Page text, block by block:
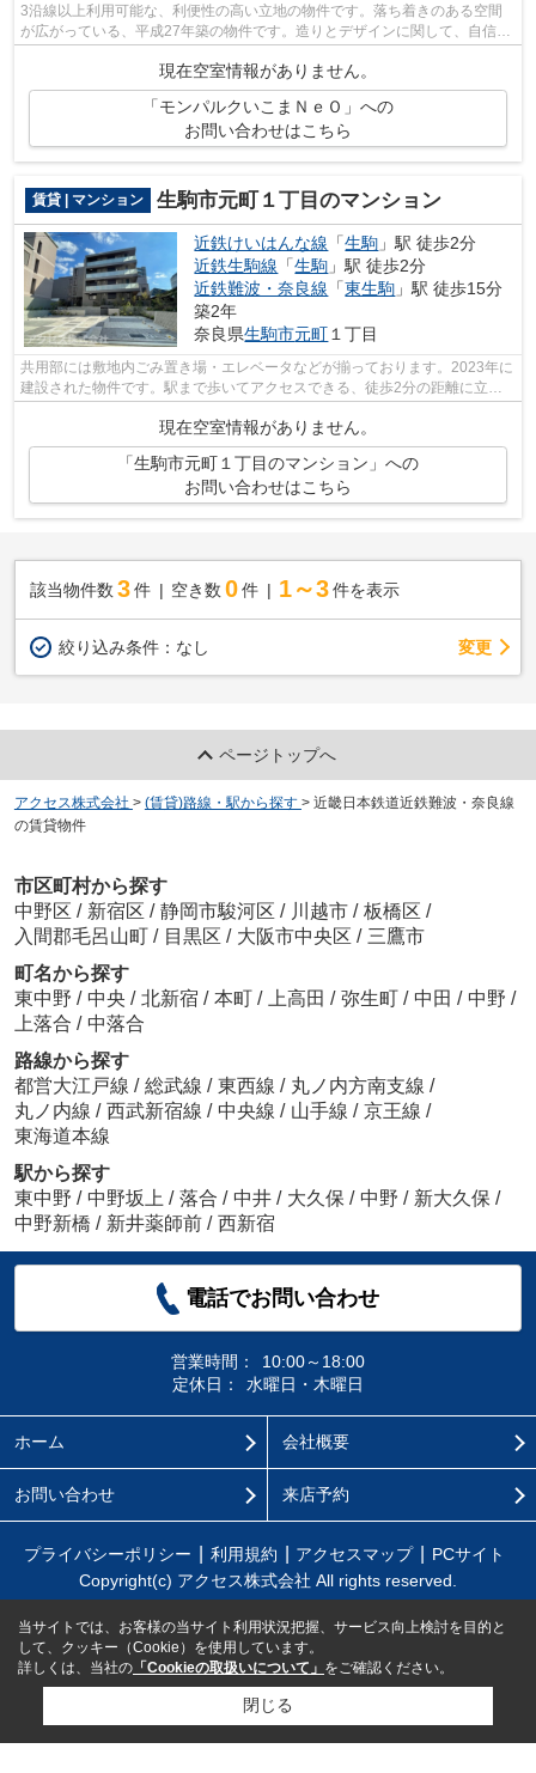
3沿線以上利用可能な、利便性の高い立地の物件です。落ち着きのある空間
が広がっている、平成27年築の物件です。造りとデザインに関して、自信を
現在空室情報がありません。
「モンパルクいこまＮｅＯ」への
お問い合わせはこちら
賃貸 | マンション 生駒市元町１丁目のマンション
近鉄けいはんな線 「生駒 」駅 徒歩2分
近鉄生駒線 「生駒 」駅 徒歩2分
近鉄難波・奈良線 「東生駒 」駅 徒歩15分
築2年
奈良県生駒市元町１丁目
共用部には敷地内ごみ置き場・エレベータなどが揃っております。2023年に
建設された物件です。駅まで歩いてアクセスできる、徒歩2分の距離に立地
する物件です。こちらの物件には自走式...
現在空室情報がありません。
「生駒市元町１丁目のマンション」への
お問い合わせはこちら
該当物件数 3件 空き数 0 件 1～3 件を表示
絞り込み条件： なし 変更
ページトップへ
アクセス株式会社 > (賃貸)路線・駅から探す > 近畿日本鉄道近鉄難波・奈良線
の賃貸物件
市区町村から探す
中野区 / 新宿区 / 静岡市駿河区 / 川越市 / 板橋区 /
入間郡毛呂山町 / 目黒区 / 大阪市中央区 / 三鷹市
町名から探す
東中野 / 中央 / 北新宿 / 本町 / 上高田 / 弥生町 / 中田 / 中野 /
上落合 / 中落合
路線から探す
都営大江戸線 / 総武線 / 東西線 / 丸ノ内方南支線 /
丸ノ内線 / 西武新宿線 / 中央線 / 山手線 / 京王線 /
東海道本線
駅から探す
東中野 / 中野坂上 / 落合 / 中井 / 大久保 / 中野 / 新大久保 /
中野新橋 / 新井薬師前 / 西新宿
電話でお問い合わせ
営業時間：
10:00～18:00
定休日：
水曜日・木曜日
ホーム 会社概要
お問い合わせ 来店予約
プライバシーポリシー 利用規約 アクセスマップ
PCサイト
Copyright(c) アクセス株式会社 All rights reserved.
当サイトでは、お客様の当サイト利用状況把握、サービス向上検討を目的と
して、クッキー（Cookie）を使用しています。
詳しくは、当社の 「Cookieの取扱いについて」 をご確認ください。
閉じる